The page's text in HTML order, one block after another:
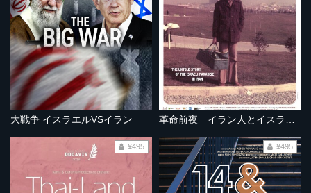
大戦争 イスラエルVSイラン
¥495 ¥495